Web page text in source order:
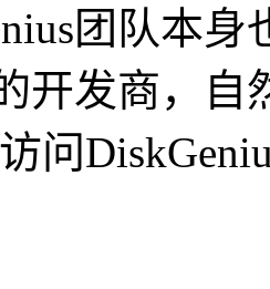
团队本身
开发商，
问